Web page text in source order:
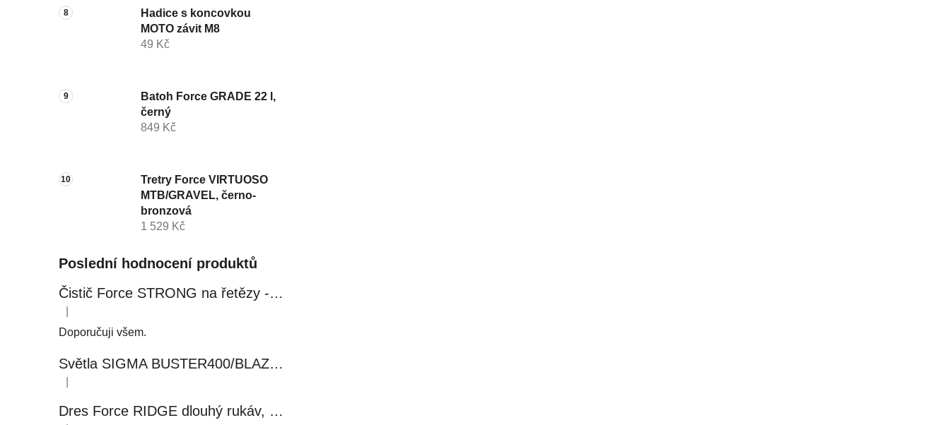
Hadice s koncovkou
MOTO závit M8
49 Kč
Batoh Force GRADE 22 l,
černý
849 Kč
Tretry Force VIRTUOSO
MTB/GRAVEL, černo-
bronzová
1 529 Kč
Poslední hodnocení produktů
Čistič Force STRONG na řetězy - 0,5 l, láhev - růžový
Hodnocení produktu je 5 z 5 hvězdiček.
Doporučuji všem.
Světla SIGMA BUSTER400/BLAZE FLASH, přední+zadní
Hodnocení produktu je 5 z 5 hvězdiček.
Dres Force RIDGE dlouhý rukáv, černo-modrý